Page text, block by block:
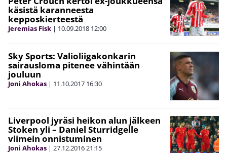
käsistä karanneesta
kepposkierteestä
Jeremias Fisk | 10.09.2018 12:00
Sky Sports: Valioliigakonkarin
sairausloma pitenee vähintään
jouluun
Joni Ahokas | 11.10.2017 16:30
Liverpool jyräsi heikon alun jälkeen
Stoken yli – Daniel Sturridgelle
viimein onnistuminen
Joni Ahokas | 27.12.201621:15